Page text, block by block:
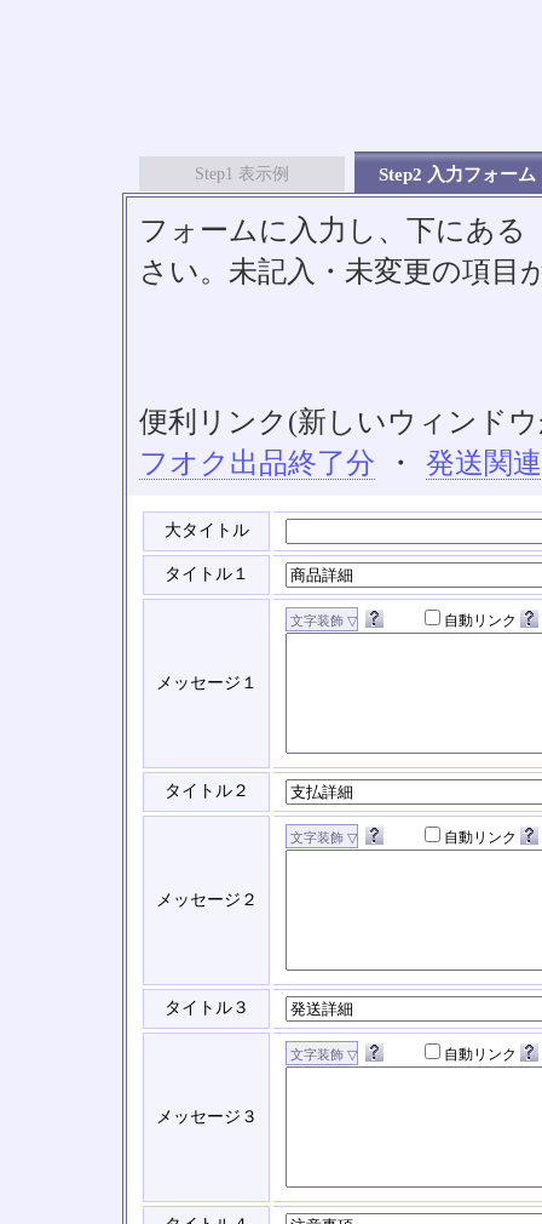
Step1 表示例 Step2 入力フォーム
フォームに入力し、下にあ
さい。未記入・未変更の項目
便利リンク(新しいウィンド
フオク出品終了分
・ 発送関
大タイトル
タイトル１
メッセージ１
自動リンク
タイトル２
メッセージ２
自動リンク
タイトル３
メッセージ３
自動リンク